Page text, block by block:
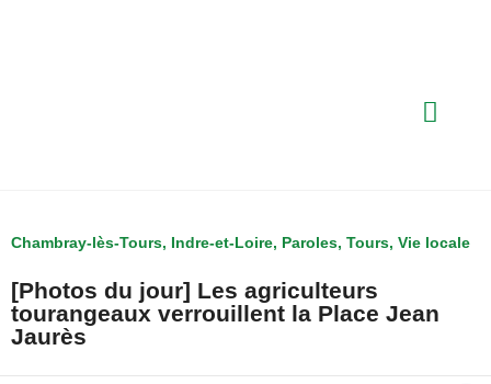
Chambray-lès-Tours, Indre-et-Loire, Paroles, Tours, Vie locale
[Photos du jour] Les agriculteurs
tourangeaux verrouillent la Place Jean
Jaurès